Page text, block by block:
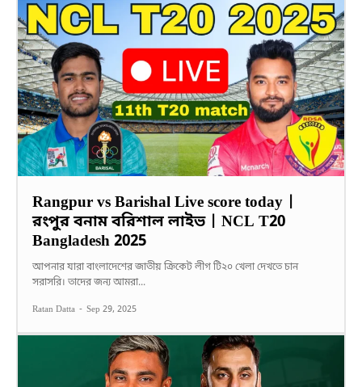
Rangpur vs Barishal Live score today |
রংপুর বনাম বরিশাল লাইভ | NCL T20
Bangladesh 2025
আপনার যারা বাংলাদেশের জাতীয় ক্রিকেট লীগ টি২০ খেলা দেখতে চান
সরাসরি। তাদের জন্য আমরা...
Ratan Datta - Sep 29, 2025